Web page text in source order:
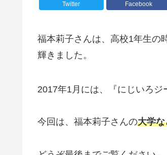
Twitter Facebook
福本莉子さんは、高校1年生の
輝きました。
2017年1月には、『にじいろジ
今回は、福本莉子さんの大学